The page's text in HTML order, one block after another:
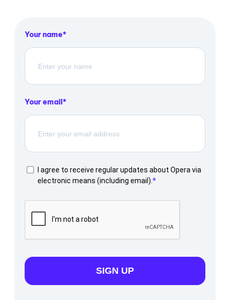
Your name
Your email
I agree to receive regular updates about Opera via
electronic means (including email).
SIGN UP